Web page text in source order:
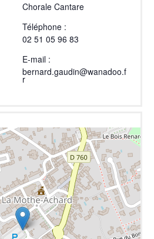
Chorale Cantare
Téléphone :
02 51 05 96 83
E-mail :
bernard.gaudin@wanadoo.f
r